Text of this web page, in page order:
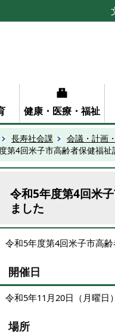
健康・医療・福祉
長寿社会課 会議・計画
第4回米子市高齢者保健福
令和5年度第4回米
ました
令和5年度第4回米子市高
開催日
令和5年11月20日（月曜日）
場所